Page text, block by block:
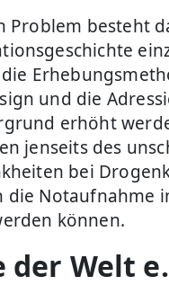
besteht
und die
erhöht
jenseits des
bei
Notaufnahme
können.
der Welt